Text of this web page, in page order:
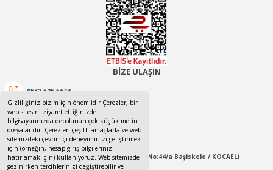
Gizliliğiniz bizim için önemlidir Çerezler, bir
web sitesini ziyaret ettiğinizde
bilgisayarınızda depolanan çok küçük metin
dosyalarıdır. Çerezleri çeşitli amaçlarla ve web
sitemizdeki çevrimiçi deneyiminizi geliştirmek
için (örneğin, hesap giriş bilgilerinizi
hatırlamak için) kullanıyoruz. Web sitemizde
gezinirken tercihlerinizi değiştirebilir ve
BİZE ULAŞIN
0532 525 5674
0532 525 5674
canotom41@gmail.com
Yaylacık Mahallesi Mert İnan Sokak No:44/a Başiskele / KOCAELİ